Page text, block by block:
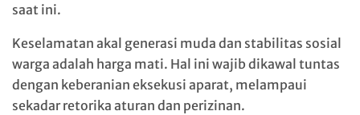
saat ini.
Keselamatan akal generasi muda dan stabilitas sosial
warga adalah harga mati. Hal ini wajib dikawal tuntas
dengan keberanian eksekusi aparat, melampaui
sekadar retorika aturan dan perizinan.